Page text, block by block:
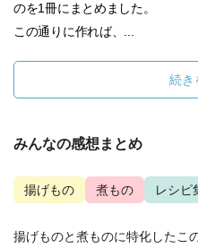
のを1冊にまとめました。
この通りに作れば、...
続き
みんなの感想まとめ
揚げもの 煮もの レシピ
揚げものと煮ものに特化したこ